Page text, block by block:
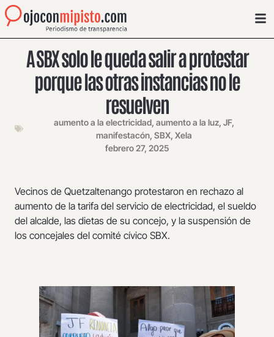
A SBX solo le queda salir a protestar
porque las otras instancias no le
resuelven
aumento a la electricidad, aumento a la luz, JF,
manifestacón, SBX, Xela
febrero 27, 2025
Vecinos de Quetzaltenango protestaron en rechazo al
aumento de la tarifa del servicio de electricidad, el sueldo
del alcalde, las dietas de su concejo, y la suspensión de
los concejales del comité cívico SBX.